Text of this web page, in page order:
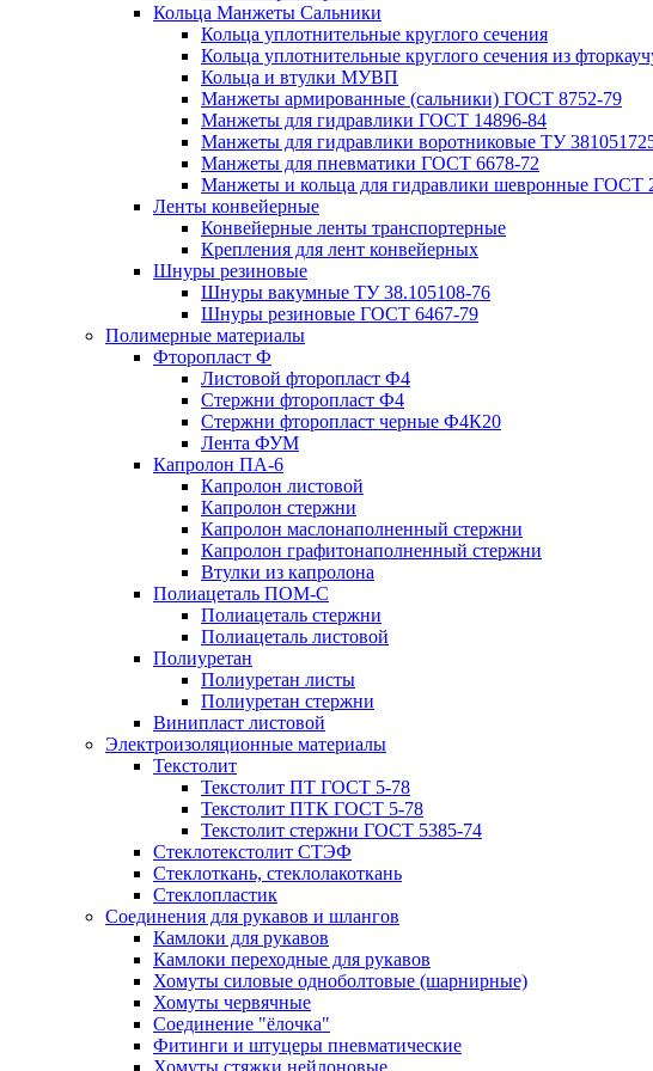
Кольца Манжеты Сальники
Кольца уплотнительные круглого сечения
Кольца уплотнительные круглого сечения из
Кольца и втулки МУВП
Манжеты армированные (сальники) ГОСТ 8752-79
Манжеты для гидравлики ГОСТ 14896-84
Манжеты для гидравлики воротниковые ТУ
Манжеты для пневматики ГОСТ 6678-72
Манжеты и кольца для гидравлики шевронные ГОСТ
Ленты конвейерные
Конвейерные ленты транспортерные
Крепления для лент конвейерных
Шнуры резиновые
Шнуры вакумные ТУ 38.105108-76
Шнуры резиновые ГОСТ 6467-79
Полимерные материалы
Фторопласт Ф
Листовой фторопласт Ф4
Стержни фторопласт Ф4
Стержни фторопласт черные Ф4К20
Лента ФУМ
Капролон ПА-6
Капролон листовой
Капролон стержни
Капролон маслонаполненный стержни
Капролон графитонаполненный стержни
Втулки из капролона
Полиацеталь ПОМ-С
Полиацеталь стержни
Полиацеталь листовой
Полиуретан
Полиуретан листы
Полиуретан стержни
Винипласт листовой
Электроизоляционные материалы
Текстолит
Текстолит ПТ ГОСТ 5-78
Текстолит ПТК ГОСТ 5-78
Текстолит стержни ГОСТ 5385-74
Стеклотекстолит СТЭФ
Стеклоткань, стеклолакоткань
Стеклопластик
Соединения для рукавов и шлангов
Камлоки для рукавов
Камлоки переходные для рукавов
Хомуты силовые одноболтовые (шарнирные)
Хомуты червячные
Соединение "ёлочка"
Фитинги и штуцеры пневматические
Хомуты стяжки нейлоновые